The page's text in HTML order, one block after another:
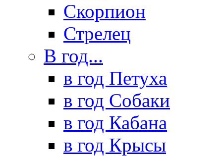
Скорпион
Стрелец
В год...
в год Петуха
в год Собаки
в год Кабана
в год Крысы